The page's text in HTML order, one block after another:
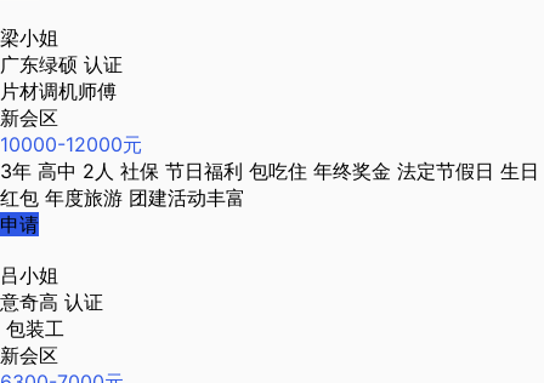
梁小姐
广东绿硕 认证
片材调机师傅
新会区
10000-12000元
3年 高中 2人 社保 节日福利 包吃住 年终奖金 法定节假日 生日
红包 年度旅游 团建活动丰富
申请
吕小姐
意奇高 认证
包装工
新会区